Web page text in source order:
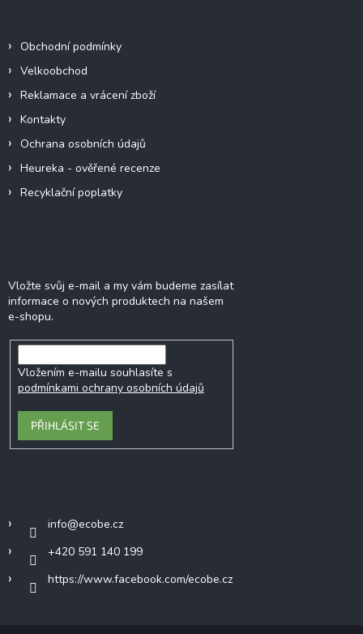
Obchodní podmínky
Velkoobchod
Reklamace a vrácení zboží
Kontakty
Ochrana osobních údajů
Heureka - ověřené recenze
Recyklační poplatky
Vložte svůj e-mail a my vám budeme zasílat
informace o nových produktech na našem
e-shopu.
Vložením e-mailu souhlasíte s
podmínkami ochrany osobních údajů
PŘIHLÁSIT SE
info@ecobe.cz
+420 591 140 199
https://www.facebook.com/ecobe.cz